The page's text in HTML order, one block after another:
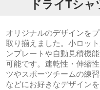
ドライTシ
オリジナルのデザインを
取り揃えました。小ロッ
ンプレートや自動見積機
可能です。速乾性・伸縮
ツやスポーツチームの練
などにお好きなデザインを